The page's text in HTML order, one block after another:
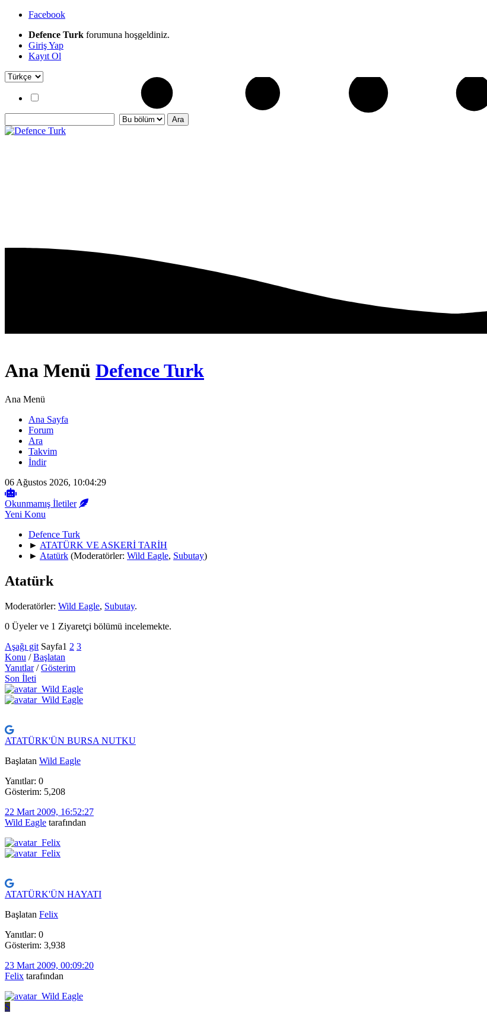
Facebook
Defence Turk forumuna hoşgeldiniz.
Giriş Yap
Kayıt Ol
Ana Menü Defence Turk
Ana Menü
Ana Sayfa
Forum
Ara
Takvim
İndir
06 Ağustos 2026, 10:04:29
Okunmamış İletiler
Yeni Konu
Defence Turk
► ATATÜRK VE ASKERİ TARİH
► Atatürk (Moderatörler: Wild Eagle, Subutay)
Atatürk
Moderatörler: Wild Eagle, Subutay.
0 Üyeler ve 1 Ziyaretçi bölümü incelemekte.
Aşağı git Sayfa1 2 3
Konu /Başlatan
Yanıtlar/Gösterim
Son İleti
ATATÜRK'ÜN BURSA NUTKU
Başlatan Wild Eagle
Yanıtlar: 0
Gösterim: 5,208
22 Mart 2009, 16:52:27
Wild Eagle tarafından
ATATÜRK'ÜN HAYATI
Başlatan Felix
Yanıtlar: 0
Gösterim: 3,938
23 Mart 2009, 00:09:20
Felix tarafından
S